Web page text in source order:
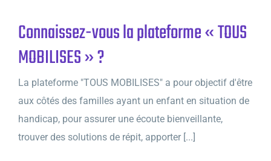
Connaissez-vous la plateforme « TOUS
MOBILISES » ?
La plateforme "TOUS MOBILISES" a pour objectif d'être
aux côtés des familles ayant un enfant en situation de
handicap, pour assurer une écoute bienveillante,
trouver des solutions de répit, apporter [...]